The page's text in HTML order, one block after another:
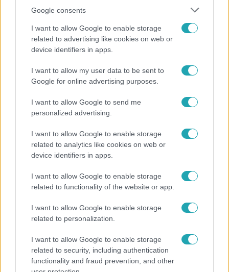
Google consents
I want to allow Google to enable storage
related to advertising like cookies on web or
device identifiers in apps.
I want to allow my user data to be sent to
Google for online advertising purposes.
I want to allow Google to send me
personalized advertising.
I want to allow Google to enable storage
related to analytics like cookies on web or
device identifiers in apps.
I want to allow Google to enable storage
related to functionality of the website or app.
I want to allow Google to enable storage
related to personalization.
I want to allow Google to enable storage
related to security, including authentication
functionality and fraud prevention, and other
„Magyarként nekem nagyon fura volt” – Pusztai
Olivér elárulta, milyen valójában az élet a világ
legélhetőbb városában
magyar lett az első